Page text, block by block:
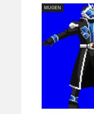
MUGEN